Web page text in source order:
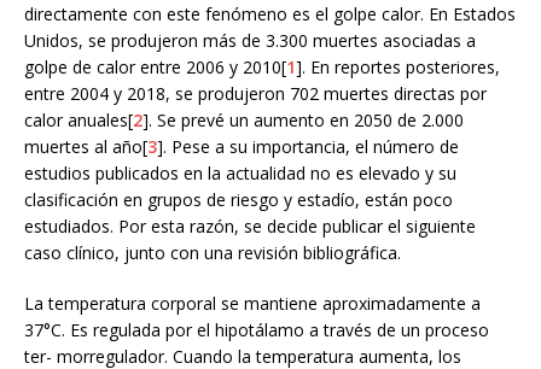
directamente con este fenómeno es el golpe calor. En Estados
Unidos, se produjeron más de 3.300 muertes asociadas a
golpe de calor entre 2006 y 2010[1]. En reportes posteriores,
entre 2004 y 2018, se produjeron 702 muertes directas por
calor anuales[2]. Se prevé un aumento en 2050 de 2.000
muertes al año[3]. Pese a su importancia, el número de
estudios publicados en la actualidad no es elevado y su
clasificación en grupos de riesgo y estadío, están poco
estudiados. Por esta razón, se decide publicar el siguiente
caso clínico, junto con una revisión bibliográfica.
La temperatura corporal se mantiene aproximadamente a
37°C. Es regulada por el hipotálamo a través de un proceso
ter- morregulador. Cuando la temperatura aumenta, los